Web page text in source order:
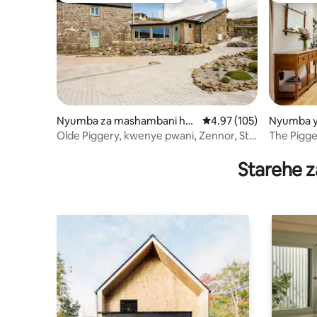
Nyumba za mashambani hu
ko Zennor
Ukadiriaji wa wastani
4.97 (105)
Olde Piggery, kwenye pwani, Zennor, St
Nyumba
Zennor
The
Starehe